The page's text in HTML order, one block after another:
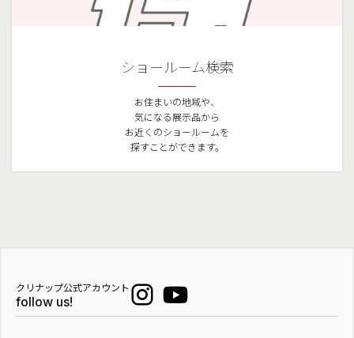
ショールーム検索
お住まいの地域や、
気になる展示品から
お近くのショールームを
探すことができます。
クリナップ公式アカウント
follow us!